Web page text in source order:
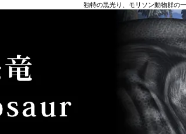
独特の黒光り、モリソン動物群の